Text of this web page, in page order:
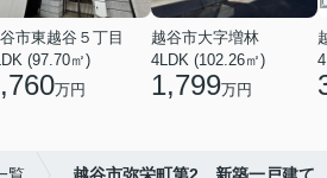
市東越谷５丁目
(97.70㎡)
万円
越谷市大字増林
4LDK (102.26㎡)
1,799万円
覧 越谷市弥栄町第2 新築一戸建て